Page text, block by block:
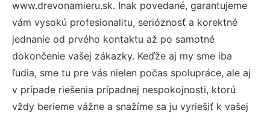
www.drevonamieru.sk. Inak povedané, garantujeme
vám vysokú profesionalitu, serióznosť a korektné
jednanie od prvého kontaktu až po samotné
dokončenie vašej zákazky. Keďže aj my sme iba
ľudia, sme tu pre vás nielen počas spolupráce, ale aj
v prípade riešenia prípadnej nespokojnosti, ktorú
vždy berieme vážne a snažíme sa ju vyriešiť k vašej